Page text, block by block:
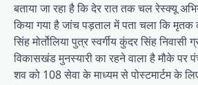
बताया जा रहा है कि देर रात तक चल रेस्क्यू
किया गया है जांच पड़ताल में पता चला कि मृतक
सिंह मोर्तोलिया पुत्र स्वर्गीय कुंदर सिंह निवासी
विकासखंड मुनस्यारी का रहने वाला है मौके पर
शव को 108 सेवा के माध्यम से पोस्टमार्टम के